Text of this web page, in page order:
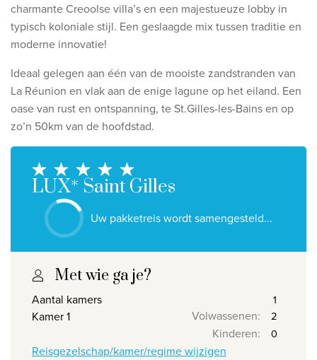
Fly & Drive - Kleuren van Yucatan
Ontdekking Sri Lanka
Bekijk alle rondreizen
Ontdek onze thema's
Adults only
Luxury
Bekijk alle thema's
De beste aanbiedingen
IKYK Malta
Dhigali Resort Maldives
charmante Creoolse villa’s en een majestueuze lobby in
typisch koloniale stijl. Een geslaagde mix tussen traditie en
moderne innovatie!
Ideaal gelegen aan één van de mooiste zandstranden van
La Réunion en vlak aan de enige lagune op het eiland. Een
oase van rust en ontspanning, te St.Gilles-les-Bains en op
zo’n 50km van de hoofdstad.
LUX* Saint Gilles
Uw pakketreis wordt samengesteld...
Met wie ga je?
Aantal kamers
Kamer 1
Volwassenen:
Kinderen:
Reisgezelschap/kamer/regime wijzigen